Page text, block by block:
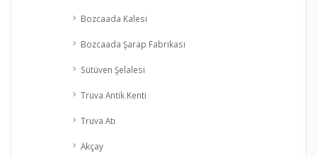
Bozcaada Kalesi
Bozcaada Şarap Fabrikası
Sütüven Şelalesi
Truva Antik Kenti
Truva Atı
Akçay